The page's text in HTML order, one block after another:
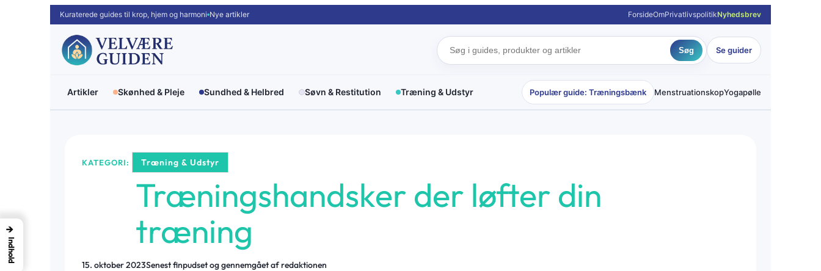
Kuraterede guides til krop, hjem og harmoni Nye artikler ForsideOmPrivatlivspolitikNyhedsbrev
Søg Se guider
Artikler Skønhed & Pleje Sundhed & Helbred Søvn & Restitution Træning & Udstyr Populær guide: Træningsbænk MenstruationskopYogapølle
KATEGORI: Træning & Udstyr
Træningshandsker der løfter din
træning
15. oktober 2023Senest finpudset og gennemgået af redaktionen
→
Indhold